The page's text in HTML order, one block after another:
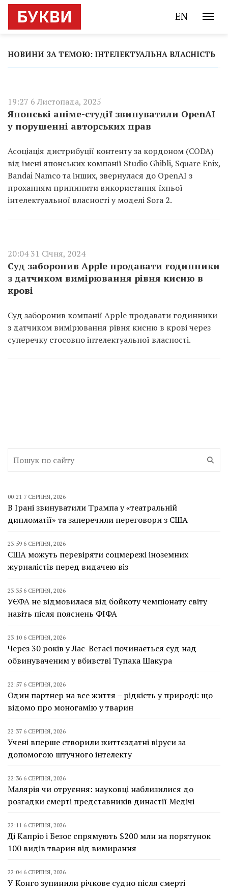
EN
НОВИНИ ЗА ТЕМОЮ: ІНТЕЛЕКТУАЛЬНА ВЛАСНІСТЬ
19:27 6 Листопада, 2025
Японські аніме-студії звинуватили OpenAI
у порушенні авторських прав
Асоціація дистрибуції контенту за кордоном (CODA)
від імені японських компанії Studio Ghibli, Square Enix,
Bandai Namco та інших, звернулася до OpenAI з
проханням припинити використання їхньої
інтелектуальної власності у моделі Sora 2.
20:04 31 Січня, 2024
Суд заборонив Apple продавати годинники
з датчиком вимірювання рівня кисню в
крові
Суд заборонив компанії Apple продавати годинники
з датчиком вимірювання рівня кисню в крові через
суперечку стосовно інтелектуальної власності.
00:21 7 СЕРПНЯ, 2026
В Ірані звинуватили Трампа у «театральній
дипломатії» та заперечили переговори з США
23:59 6 СЕРПНЯ, 2026
США можуть перевіряти соцмережі іноземних
журналістів перед видачею віз
23:35 6 СЕРПНЯ, 2026
УЄФА не відмовилася від бойкоту чемпіонату світу
навіть після пояснень ФІФА
23:10 6 СЕРПНЯ, 2026
Через 30 років у Лас-Вегасі починається суд над
обвинуваченим у вбивстві Тупака Шакура
22:57 6 СЕРПНЯ, 2026
Один партнер на все життя – рідкість у природі: що
відомо про моногамію у тварин
22:37 6 СЕРПНЯ, 2026
Учені вперше створили життєздатні віруси за
допомогою штучного інтелекту
22:36 6 СЕРПНЯ, 2026
Малярія чи отруєння: науковці наблизилися до
розгадки смерті представників династії Медічі
22:11 6 СЕРПНЯ, 2026
Ді Капріо і Безос спрямують $200 млн на порятунок
100 видів тварин від вимирання
22:04 6 СЕРПНЯ, 2026
У Конго зупинили річкове судно після смерті